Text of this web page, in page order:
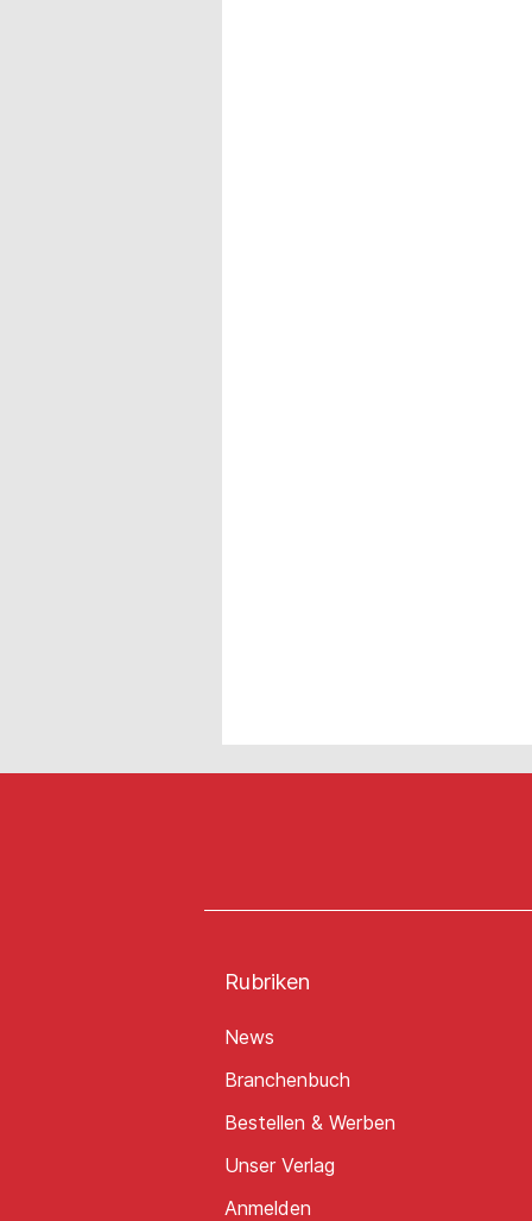
Rubriken
News
Branchenbuch
Bestellen & Werben
Unser Verlag
Anmelden